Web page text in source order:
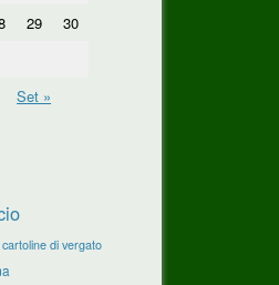
29
30
Set »
cartoline di vergato